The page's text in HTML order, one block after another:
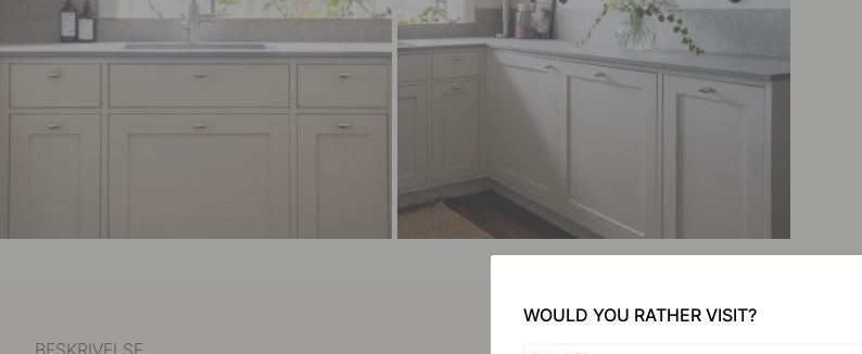
WOULD YOU RATHER VISIT?